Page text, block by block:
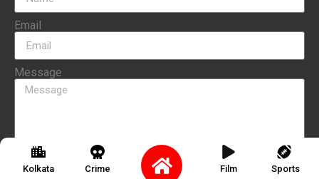
Kolkata Crime Film Sports
Email
Message
Send